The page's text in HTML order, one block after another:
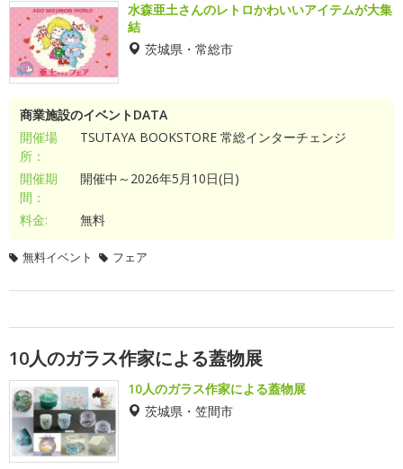
水森亜土さんのレトロかわいいアイテムが大集
結
茨城県・常総市
商業施設のイベントDATA
開催場
所：
TSUTAYA BOOKSTORE 常総インターチェンジ
開催期
間：
開催中～2026年5月10日(日)
料金: 無料
無料イベント フェア
10人のガラス作家による蓋物展
10人のガラス作家による蓋物展
茨城県・笠間市